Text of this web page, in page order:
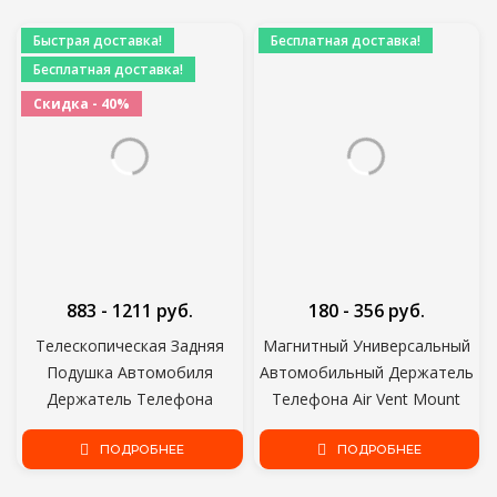
Линзы Очки 2021
Aztec Для Skoda Octavia
Быстрая доставка!
Бесплатная доставка!
Скидка - 40%
Телескопическая Задняя
Подушка Автомобиля
Держатель Телефона
Планшет Автомобильная
Подставка Сиденье Задний
883 - 1211 руб.
ПОДРОБНЕЕ
Бесплатная доставка!
Магнитный Универсальный
Автомобильный Держатель
Телефона Air Vent Mount
Stand in Car GPS Mobile Cell
Phone Holder Blacket Для
180 - 356 руб.
ПОДРОБНЕЕ